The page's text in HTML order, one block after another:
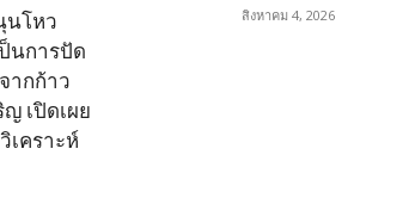
นโหว
นการปัด
ากก้าว
เปิดเผย
เคราะห์
สิงหาคม 4, 2026